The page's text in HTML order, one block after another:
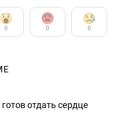
0 0 0
отдать сердце